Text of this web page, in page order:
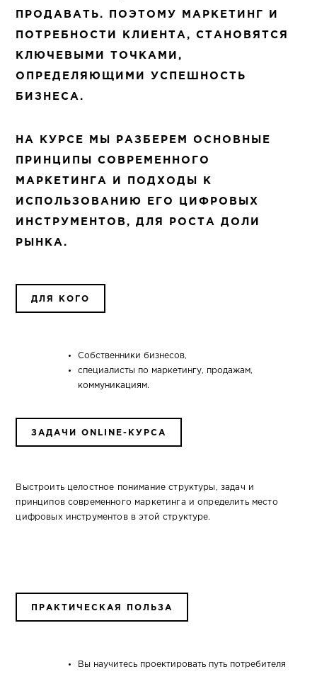
ПРОДАВАТЬ. ПОЭТОМУ МАРКЕТИНГ И
ПОТРЕБНОСТИ КЛИЕНТА, СТАНОВЯТСЯ
КЛЮЧЕВЫМИ ТОЧКАМИ,
ОПРЕДЕЛЯЮЩИМИ УСПЕШНОСТЬ
БИЗНЕСА.
НА КУРСЕ МЫ РАЗБЕРЕМ ОСНОВНЫЕ
ПРИНЦИПЫ СОВРЕМЕННОГО
МАРКЕТИНГА И ПОДХОДЫ К
ИСПОЛЬЗОВАНИЮ ЕГО ЦИФРОВЫХ
ИНСТРУМЕНТОВ, ДЛЯ РОСТА ДОЛИ
РЫНКА.
ДЛЯ КОГО
Собственники бизнесов,
специалисты по маркетингу, продажам,
коммуникациям.
ЗАДАЧИ ONLINE-КУРСА
Выстроить целостное понимание структуры, задач и
принципов современного маркетинга и определить место
цифровых инструментов в этой структуре.
ПРАКТИЧЕСКАЯ ПОЛЬЗА
Вы научитесь проектировать путь потребителя